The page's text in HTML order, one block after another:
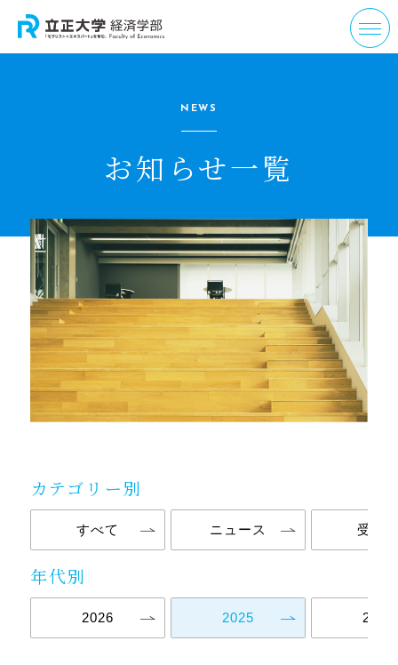
NEWS
お知らせ一覧
カテゴリー別
すべて ニュース 受験
年代別
2026 2025 2024